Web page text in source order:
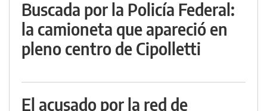
Buscada por la Policía Federal:
la camioneta que apareció en
pleno centro de Cipolletti
El acusado por la red de